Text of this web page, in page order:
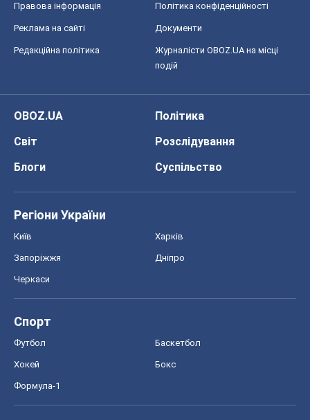
Правова інформація Політика конфіденційності
Реклама на сайті Документи
Редакційна політика
Журналісти OBOZ.UA на місці
подій
OBOZ.UA
Політика
Світ
Розслідування
Блоги
Суспільство
Регіони України
Київ Харків
Запоріжжя Дніпро
Черкаси
Спорт
Футбол Баскетбол
Хокей Бокс
Формула-1